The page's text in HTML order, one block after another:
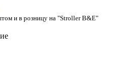
и в розницу на "Stroller B&E"